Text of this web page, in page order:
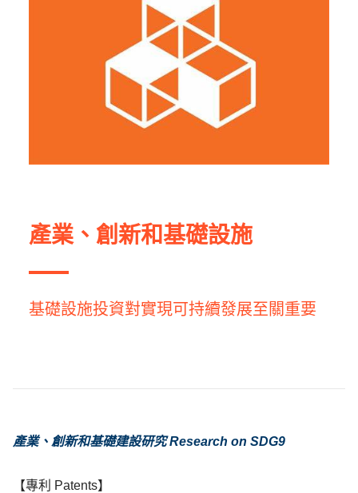
產業、創新和基礎設施
基礎設施投資對實現可持續發展至關重要
產業、創新和基礎建設研究 Research on SDG9
【專利 Patents】